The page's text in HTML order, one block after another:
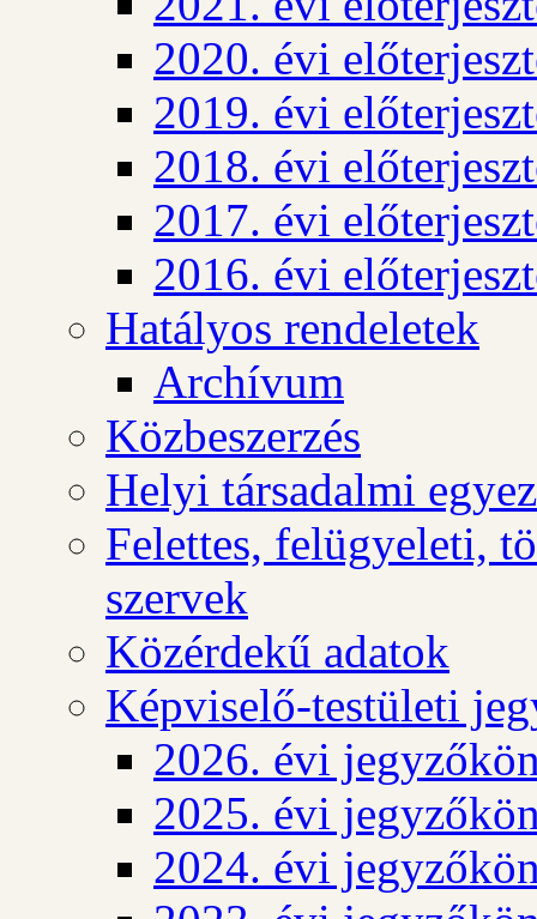
2020. évi
2019. évi
2018. évi
2017. évi
2016. évi
Hatályos rendeletek
Archívum
Közbeszerzés
Helyi társadalmi
Felettes, felügyeleti,
szervek
Közérdekű adatok
Képviselő-testületi
2026. évi
2025. évi
2024. évi